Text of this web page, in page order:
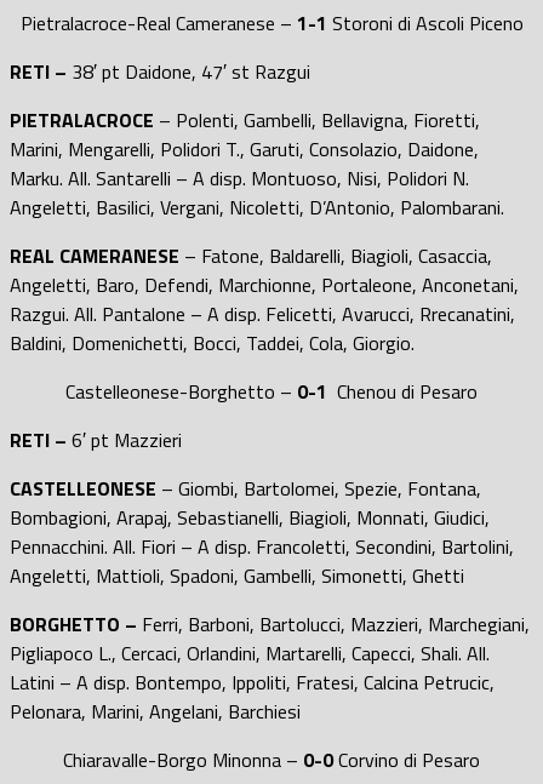
Pietralacroce-Real Cameranese – 1-1 Storoni di Ascoli Piceno
RETI – 38′ pt Daidone, 47′ st Razgui
PIETRALACROCE – Polenti, Gambelli, Bellavigna, Fioretti,
Marini, Mengarelli, Polidori T., Garuti, Consolazio, Daidone,
Marku. All. Santarelli – A disp. Montuoso, Nisi, Polidori N.
Angeletti, Basilici, Vergani, Nicoletti, D’Antonio, Palombarani.
REAL CAMERANESE – Fatone, Baldarelli, Biagioli, Casaccia,
Angeletti, Baro, Defendi, Marchionne, Portaleone, Anconetani,
Razgui. All. Pantalone – A disp. Felicetti, Avarucci, Rrecanatini,
Baldini, Domenichetti, Bocci, Taddei, Cola, Giorgio.
Castelleonese-Borghetto – 0-1 Chenou di Pesaro
RETI – 6′ pt Mazzieri
CASTELLEONESE – Giombi, Bartolomei, Spezie, Fontana,
Bombagioni, Arapaj, Sebastianelli, Biagioli, Monnati, Giudici,
Pennacchini. All. Fiori – A disp. Francoletti, Secondini, Bartolini,
Angeletti, Mattioli, Spadoni, Gambelli, Simonetti, Ghetti
BORGHETTO – Ferri, Barboni, Bartolucci, Mazzieri, Marchegiani,
Pigliapoco L., Cercaci, Orlandini, Martarelli, Capecci, Shali. All.
Latini – A disp. Bontempo, Ippoliti, Fratesi, Calcina Petrucic,
Pelonara, Marini, Angelani, Barchiesi
Chiaravalle-Borgo Minonna – 0-0Corvino di Pesaro